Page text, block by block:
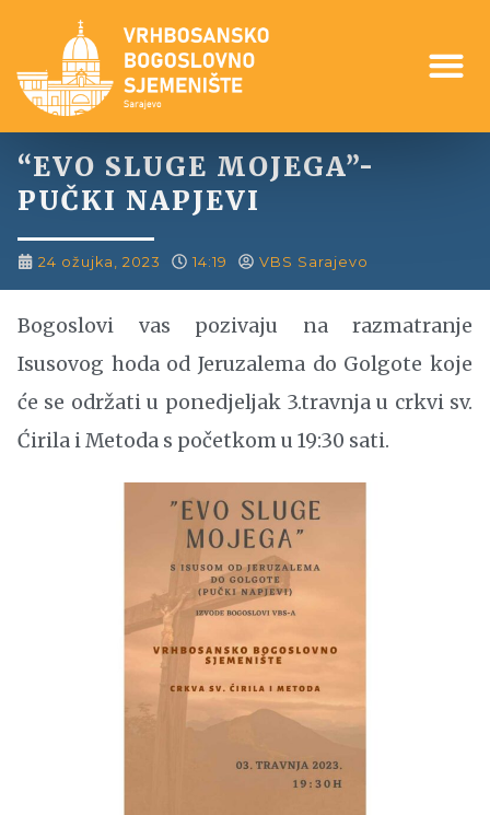
“EVO SLUGE MOJEGA”-
PUČKI NAPJEVI
24 ožujka, 2023 14:19 VBS Sarajevo
Bogoslovi vas pozivaju na razmatranje
Isusovog hoda od Jeruzalema do Golgote koje
će se održati u ponedjeljak 3.travnja u crkvi sv.
Ćirila i Metoda s početkom u 19:30 sati.